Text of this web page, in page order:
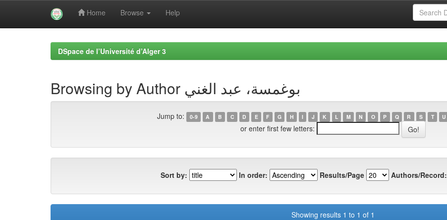
Home Browse Help
DSpace de l’Université d’Alger 3
Browsing by Author بوغمسة، عبد الغني
Jump to: 0-9 A B C D E F G H I J K L M N O P Q R S T U
or enter first few letters:
Sort by: In order: Results/Page Authors/Record:
Showing results 1 to 1 of 1